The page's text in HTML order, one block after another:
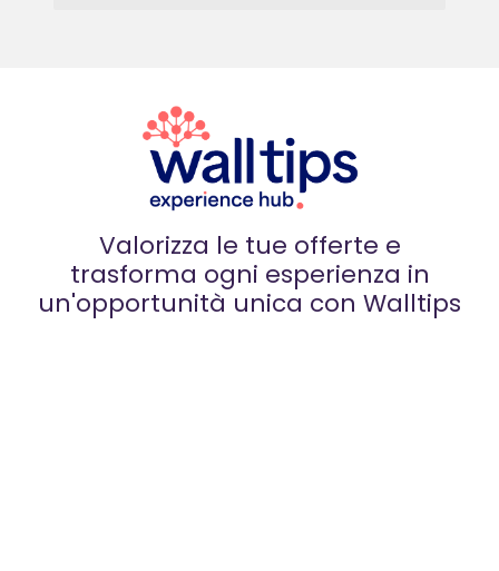
Valorizza le tue offerte e
trasforma ogni esperienza in
un'opportunità unica con Walltips